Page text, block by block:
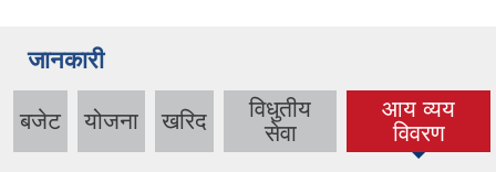
जानकारी
बजेट योजना खरिद
विधुतीय
सेवा
आय व्यय
विवरण
(active tab)